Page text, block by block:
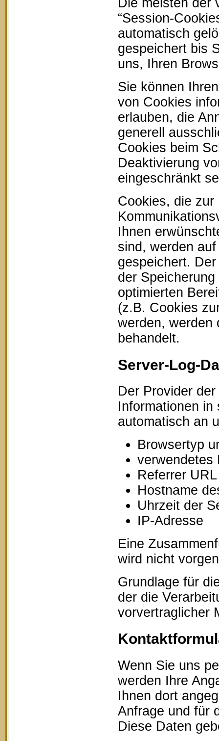
Die meisten der
“Session-
automatisch
gespeichert bis
uns, Ihren
Sie können
von Cookies
erlauben, die
generell
Cookies beim
Deaktivierung
eingeschränkt
Cookies, die zur
Ihnen
sind, werden
gespeichert.
der
optimierten
(z.B. Cookies
werden, werden
behandelt.
Server-Log-
Der Provider
Informationen
automatisch an
Browsertyp
verwendetes
Referrer URL
Hostname
Uhrzeit der
IP-Adresse
Eine
wird nicht
Grundlage für
der die
vorvertraglicher
Wenn Sie uns
werden Ihre
Ihnen dort
Anfrage und für
Diese Daten